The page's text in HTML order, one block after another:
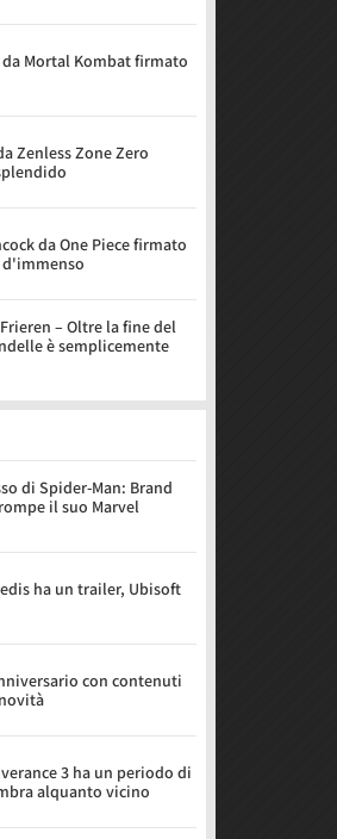
Mortal Kombat firmato
Zenless Zone Zero
da One Piece firmato
– Oltre la fine del
è semplicemente
di Spider-Man: Brand
il suo Marvel
ha un trailer, Ubisoft
con contenuti
3 ha un periodo di
alquanto vicino